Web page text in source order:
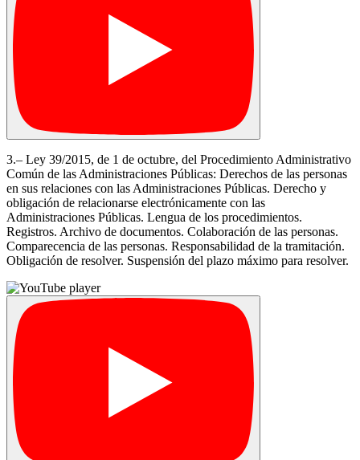
3.– Ley 39/2015, de 1 de octubre, del Procedimiento Administrativo
Común de las Administraciones Públicas: Derechos de las personas
en sus relaciones con las Administraciones Públicas. Derecho y
obligación de relacionarse electrónicamente con las
Administraciones Públicas. Lengua de los procedimientos.
Registros. Archivo de documentos. Colaboración de las personas.
Comparecencia de las personas. Responsabilidad de la tramitación.
Obligación de resolver. Suspensión del plazo máximo para resolver.